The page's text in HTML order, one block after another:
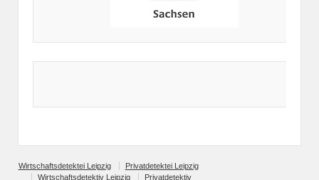
Wirtschaftsdetektei Leipzig
Privatdetektei Leipzig
Wirtschaftsdetektiv Leipzig
Privatdetektiv